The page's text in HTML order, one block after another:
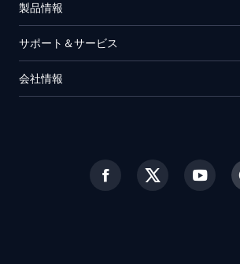
製品情報
サポート＆サービス
会社情報